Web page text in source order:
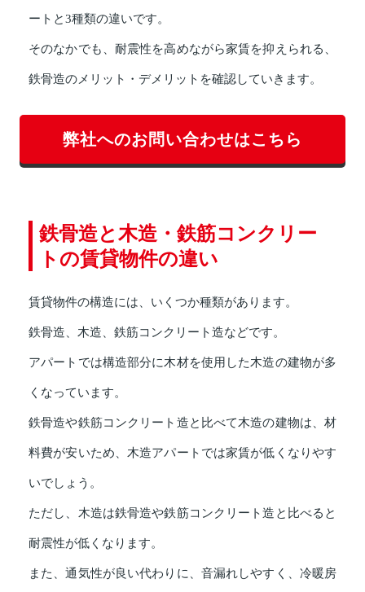
ートと3種類の違いです。
そのなかでも、耐震性を高めながら家賃を抑えられる、
鉄骨造のメリット・デメリットを確認していきます。
弊社へのお問い合わせはこちら
鉄骨造と木造・鉄筋コンクリー
トの賃貸物件の違い
賃貸物件の構造には、いくつか種類があります。
鉄骨造、木造、鉄筋コンクリート造などです。
アパートでは構造部分に木材を使用した木造の建物が多
くなっています。
鉄骨造や鉄筋コンクリート造と比べて木造の建物は、材
料費が安いため、木造アパートでは家賃が低くなりやす
いでしょう。
ただし、木造は鉄骨造や鉄筋コンクリート造と比べると
耐震性が低くなります。
また、通気性が良い代わりに、音漏れしやすく、冷暖房